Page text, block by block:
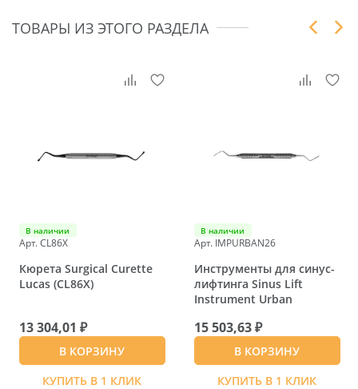
ТОВАРЫ ИЗ ЭТОГО РАЗДЕЛА
В наличии
Арт. CL86X
Кюрета Surgical Curette
Lucas (CL86X)
13 304,01 ₽
В КОРЗИНУ
КУПИТЬ В 1 КЛИК
В наличии
Арт. IMPURBAN26
Инструменты для синус-
лифтинга Sinus Lift
Instrument Urban
15 503,63 ₽
В КОРЗИНУ
КУПИТЬ В 1 КЛИК